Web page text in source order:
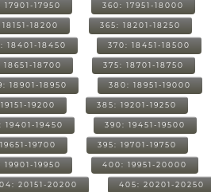
17901-17950 360: 17951-18000
18200 365: 18201-18250
18401-18450 370: 18451-18500
18651-18700 375: 18701-18750
18901-18950 380: 18951-19000
19200 385: 19201-19250
19401-19450 390: 19451-19500
19700 395: 19701-19750
19901-19950 400: 19951-20000
20151-20200 405: 20201-20250